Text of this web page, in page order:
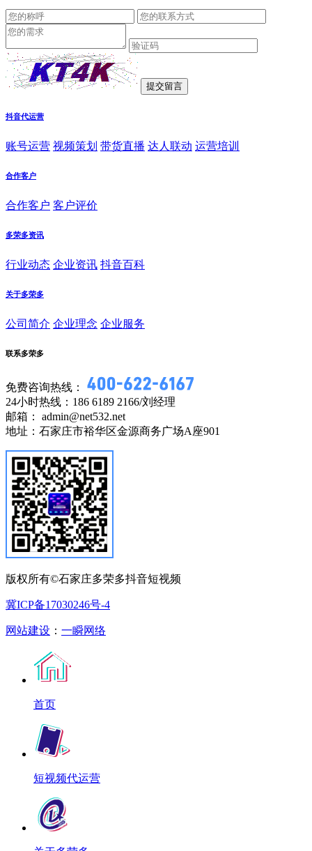
抖音代运营
账号运营 视频策划 带货直播 达人联动 运营培训
合作客户
合作客户 客户评价
多荣多资讯
行业动态 企业资讯 抖音百科
关于多荣多
公司简介 企业理念 企业服务
联系多荣多
免费咨询热线：
24小时热线：186 6189 2166/刘经理
邮箱： admin@net532.net
地址：石家庄市裕华区金源商务广场A座901
版权所有©石家庄多荣多抖音短视频
冀ICP备17030246号-4
网站建设 ： 一瞬网络
首页
短视频代运营